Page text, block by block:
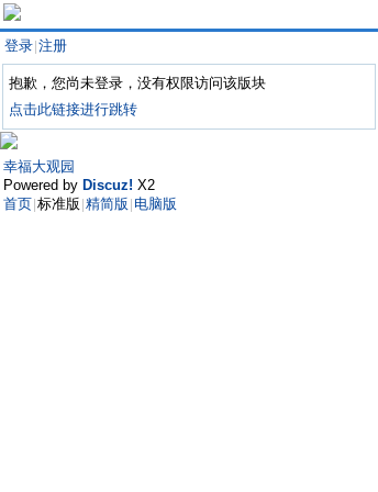
登录 注册
抱歉，您尚未登录，没有权限访问该版块
点击此链接进行跳转
幸福大观园
Powered by Discuz! X2
首页 标准版 精简版 电脑版